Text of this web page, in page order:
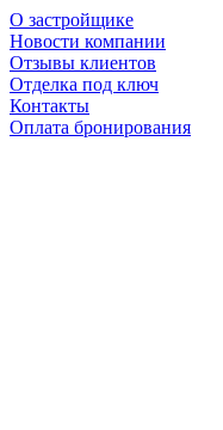
О застройщике
Новости компании
Отзывы клиентов
Отделка под ключ
Контакты
Оплата бронирования